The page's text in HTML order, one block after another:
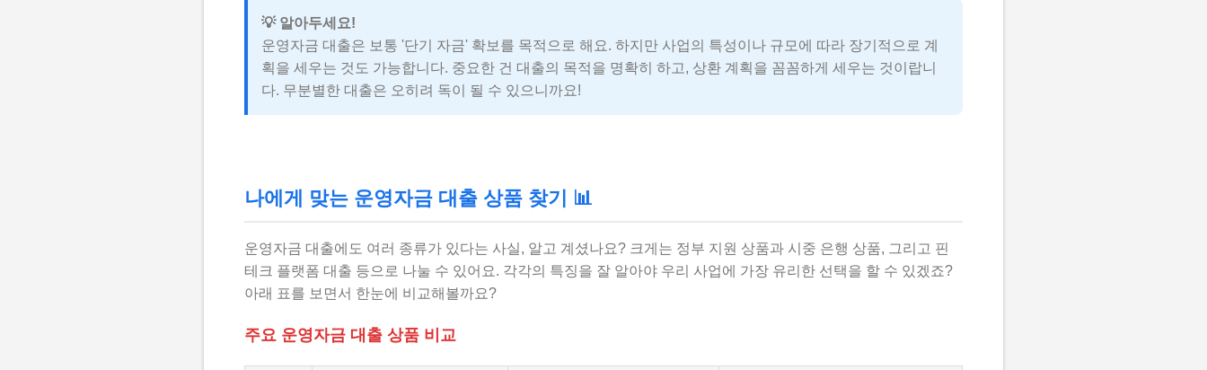
💡 알아두세요!
운영자금 대출은 보통 '단기 자금' 확보를 목적으로 해요. 하지만 사업의 특성이나 규모에 따라 장기적으로 계
획을 세우는 것도 가능합니다. 중요한 건 대출의 목적을 명확히 하고, 상환 계획을 꼼꼼하게 세우는 것이랍니
다. 무분별한 대출은 오히려 독이 될 수 있으니까요!
나에게 맞는 운영자금 대출 상품 찾기 📊
운영자금 대출에도 여러 종류가 있다는 사실, 알고 계셨나요? 크게는 정부 지원 상품과 시중 은행 상품, 그리고 핀
테크 플랫폼 대출 등으로 나눌 수 있어요. 각각의 특징을 잘 알아야 우리 사업에 가장 유리한 선택을 할 수 있겠죠?
아래 표를 보면서 한눈에 비교해볼까요?
주요 운영자금 대출 상품 비교